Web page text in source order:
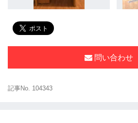
問い合わせ
記事No. 104343